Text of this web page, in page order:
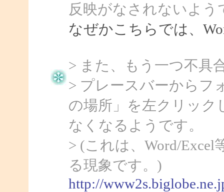
反映がなされないよう
なぜかこちらでは、
> また、もう一つ不具
> プレースバーからフ
の場所」を左クリック
なくなるようです。
> (これは、Word/
る現象です。)
http://